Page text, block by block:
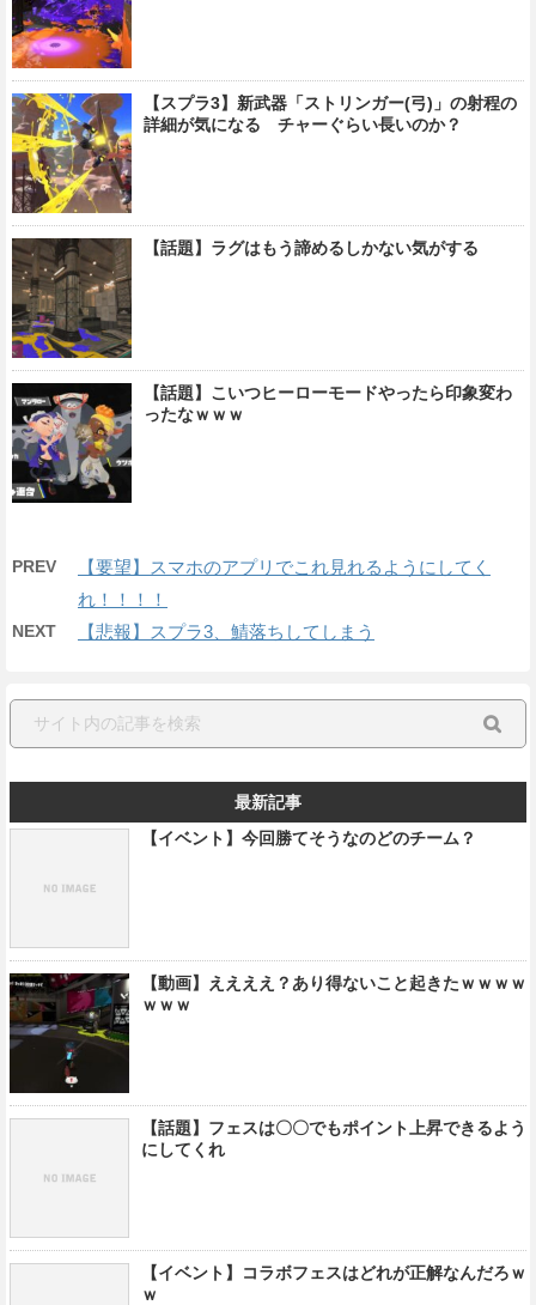
【スプラ3】新武器「ストリンガー(弓)」の射程の
詳細が気になる チャーぐらい長いのか？
【話題】ラグはもう諦めるしかない気がする
【話題】こいつヒーローモードやったら印象変わ
ったなｗｗｗ
PREV
【要望】スマホのアプリでこれ見れるようにしてく
れ！！！！
NEXT 【悲報】スプラ3、鯖落ちしてしまう
最新記事
【イベント】今回勝てそうなのどのチーム？
【動画】ええええ？あり得ないこと起きたｗｗｗｗ
ｗｗｗ
【話題】フェスは〇〇でもポイント上昇できるよう
にしてくれ
【イベント】コラボフェスはどれが正解なんだろｗ
ｗ